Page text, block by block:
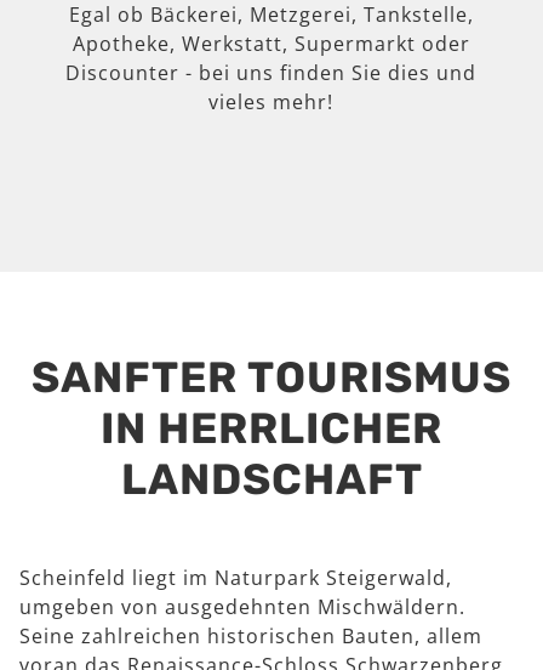
Egal ob Bäckerei, Metzgerei, Tankstelle,
Apotheke, Werkstatt, Supermarkt oder
Discounter - bei uns finden Sie dies und
vieles mehr!
SANFTER TOURISMUS
IN HERRLICHER
LANDSCHAFT
Scheinfeld liegt im Naturpark Steigerwald,
umgeben von ausgedehnten Mischwäldern.
Seine zahlreichen historischen Bauten, allem